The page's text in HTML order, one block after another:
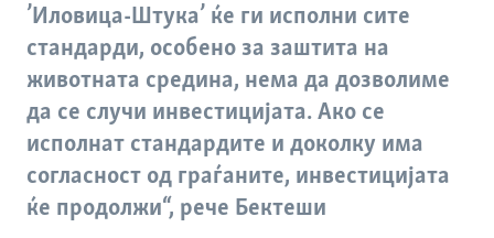
’Иловица-Штука’ ќе ги исполни сите
стандарди, особено за заштита на
животната средина, нема да дозволиме
да се случи инвестицијата. Ако се
исполнат стандардите и доколку има
согласност од граѓаните, инвестицијата
ќе продолжи“, рече Бектеши